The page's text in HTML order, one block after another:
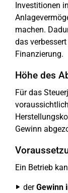
Investitionen
machen.
das
Finanzierung.
Höhe des
Für das
Gewinn
Ein Betrieb
derGewinn